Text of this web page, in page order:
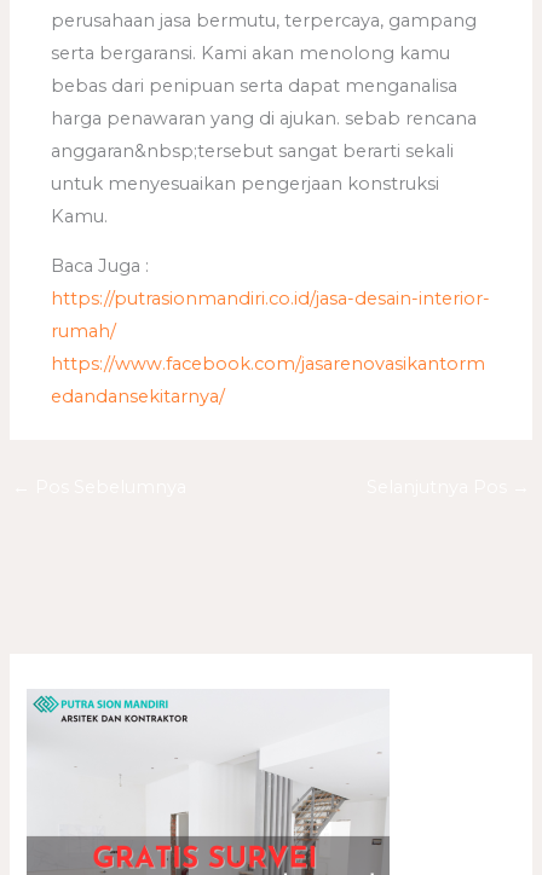
perusahaan jasa bermutu, terpercaya, gampang
serta bergaransi. Kami akan menolong kamu
bebas dari penipuan serta dapat menganalisa
harga penawaran yang di ajukan. sebab rencana
anggaran&nbsp;tersebut sangat berarti sekali
untuk menyesuaikan pengerjaan konstruksi
Kamu.
Baca Juga :
https://putrasionmandiri.co.id/jasa-desain-interior-
rumah/
https://www.facebook.com/jasarenovasikantorm
edandansekitarnya/